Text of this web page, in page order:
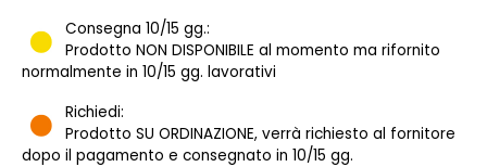
Consegna 10/15 gg.:
Prodotto NON DISPONIBILE al momento ma rifornito
normalmente in 10/15 gg. lavorativi
Richiedi:
Prodotto SU ORDINAZIONE, verrà richiesto al fornitore
dopo il pagamento e consegnato in 10/15 gg.